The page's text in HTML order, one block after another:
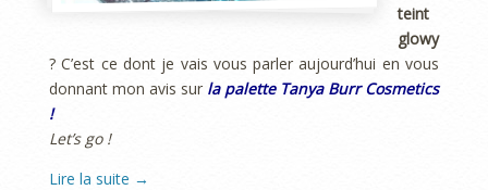
teint
glowy
? C’est ce dont je vais vous parler aujourd’hui en vous
donnant mon avis sur la palette Tanya Burr Cosmetics
!
Let’s go !
Lire la suite →